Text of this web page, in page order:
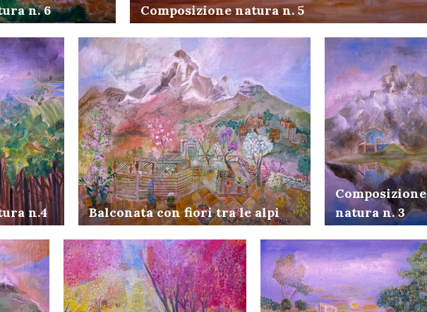
n. 6 Composizione natura n. 5
n.4 Balconata con fiori tra le alpi
Composizione
natura n. 3